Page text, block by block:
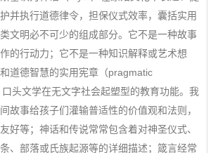
并执行道德律令，担保仪式效率，囊括实用
文明必不可少的组成部分。它不是一种故事
的行动力；它不是一种知识解释或艺术想
道德智慧的实用宪章（pragmatic
头文学在无文字社会起塑型的教育功能。我
故事给孩子们灌输普适性的价值观和法则，
好等；神话和传说常常包含着对神圣仪式、
、部落或氏族起源等的详细描述；箴言经常